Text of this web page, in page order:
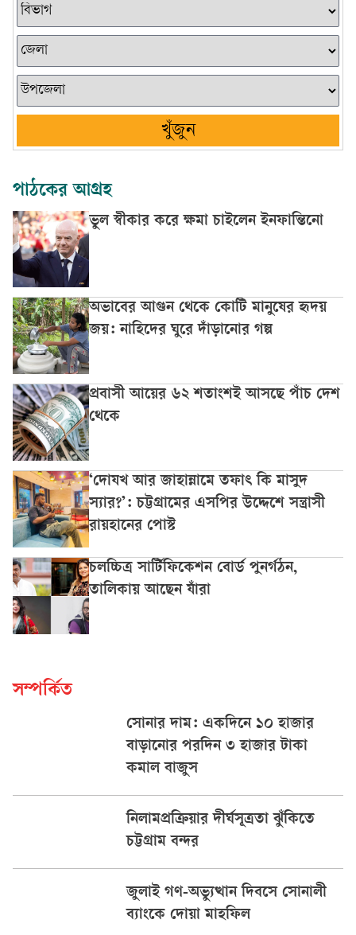
খুঁজুন
পাঠকের আগ্রহ
ভুল স্বীকার করে ক্ষমা চাইলেন ইনফান্তিনো
অভাবের আগুন থেকে কোটি মানুষের হৃদয়
জয়: নাহিদের ঘুরে দাঁড়ানোর গল্প
প্রবাসী আয়ের ৬২ শতাংশই আসছে পাঁচ দেশ
থেকে
‘দোযখ আর জাহান্নামে তফাৎ কি মাসুদ
স্যার?’: চট্টগ্রামের এসপির উদ্দেশে সন্ত্রাসী
রায়হানের পোস্ট
চলচ্চিত্র সার্টিফিকেশন বোর্ড পুনর্গঠন,
তালিকায় আছেন যাঁরা
সম্পর্কিত
সোনার দাম: একদিনে ১০ হাজার
বাড়ানোর পরদিন ৩ হাজার টাকা
কমাল বাজুস
নিলামপ্রক্রিয়ার দীর্ঘসূত্রতা ঝুঁকিতে
চট্টগ্রাম বন্দর
জুলাই গণ-অভ্যুত্থান দিবসে সোনালী
ব্যাংকে দোয়া মাহফিল